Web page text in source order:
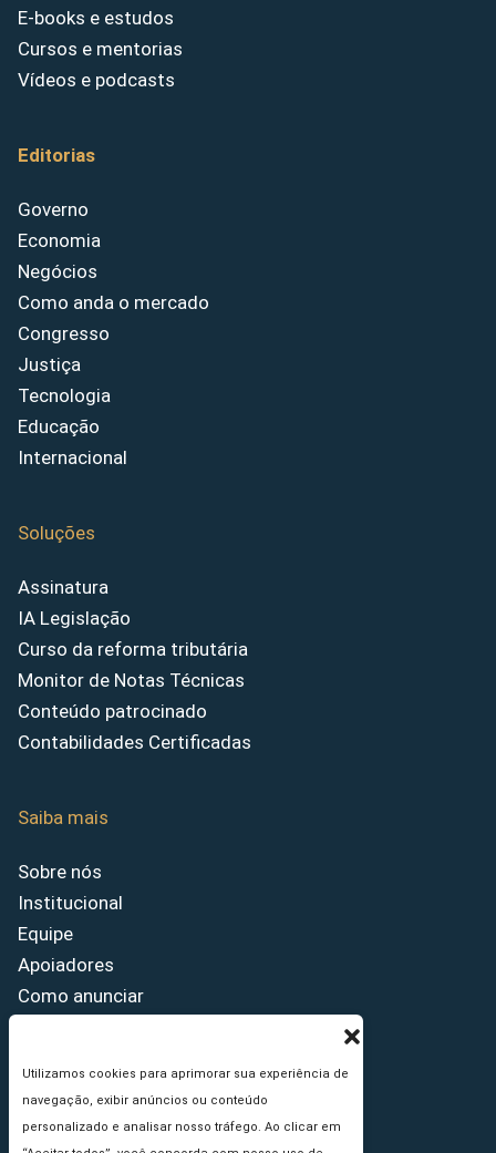
Utilizamos cookies para aprimorar sua experiência de
navegação, exibir anúncios ou conteúdo
personalizado e analisar nosso tráfego. Ao clicar em
E-books e estudos
Cursos e mentorias
Vídeos e podcasts
Editorias
Governo
Economia
Negócios
Como anda o mercado
Congresso
Justiça
Tecnologia
Educação
Internacional
Soluções
Assinatura
IA Legislação
Curso da reforma tributária
Monitor de Notas Técnicas
Conteúdo patrocinado
Contabilidades Certificadas
Saiba mais
Sobre nós
Institucional
Equipe
Apoiadores
Como anunciar
Princípios Editoriais